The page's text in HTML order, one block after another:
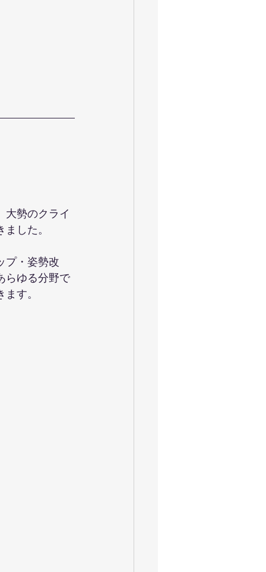
大勢のクライ
した。
プ・姿勢改
らゆる分野で
す。